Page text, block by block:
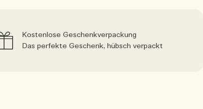
Kostenlose Geschenkverpackung
Das perfekte Geschenk, hübsch verpackt